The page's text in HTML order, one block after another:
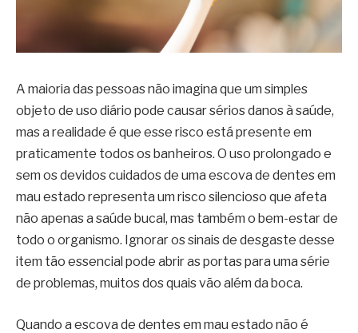
A maioria das pessoas não imagina que um simples
objeto de uso diário pode causar sérios danos à saúde,
mas a realidade é que esse risco está presente em
praticamente todos os banheiros. O uso prolongado e
sem os devidos cuidados de uma escova de dentes em
mau estado representa um risco silencioso que afeta
não apenas a saúde bucal, mas também o bem-estar de
todo o organismo. Ignorar os sinais de desgaste desse
item tão essencial pode abrir as portas para uma série
de problemas, muitos dos quais vão além da boca.
Quando a escova de dentes em mau estado não é